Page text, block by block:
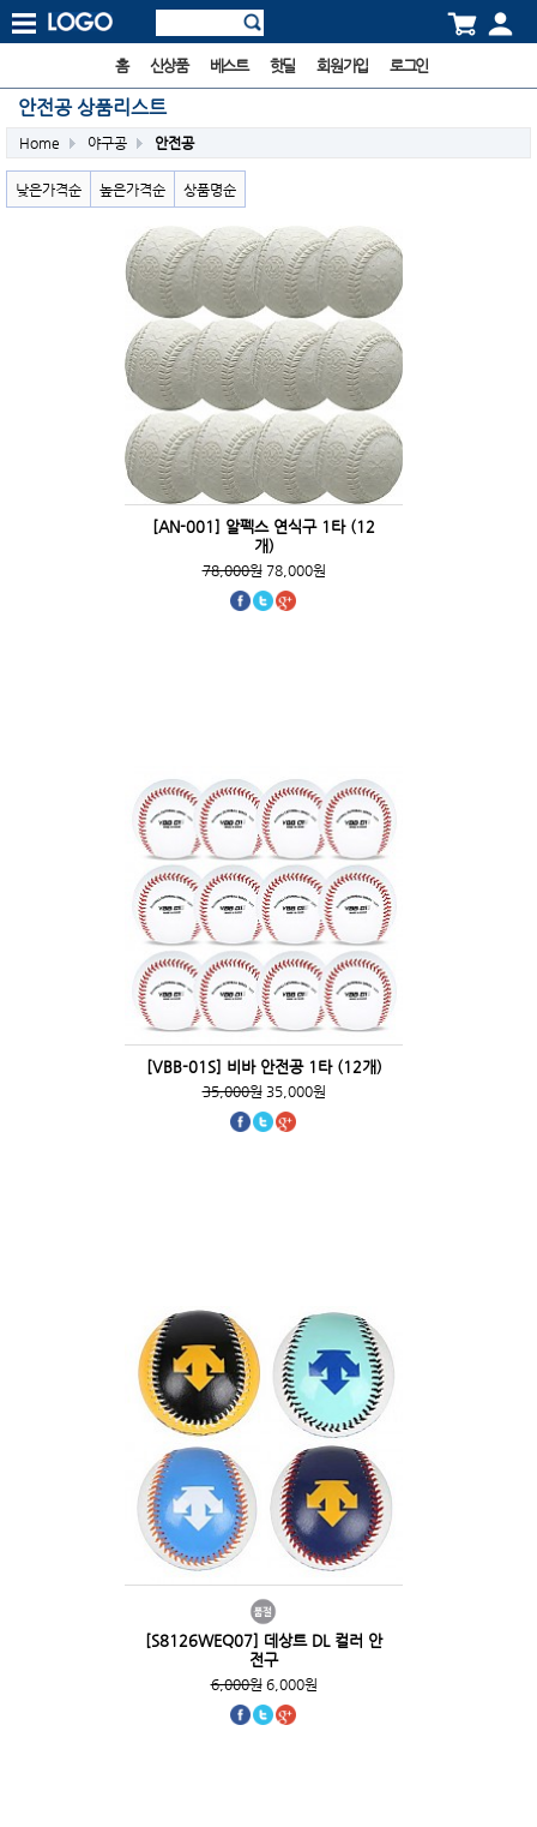
홈 신상품 베스트 핫딜 회원가입 로그인
안전공 상품리스트
Home 야구공 안전공
낮은가격순 높은가격순 상품명순
[AN-001] 알펙스 연식구 1타 (12
개)
78,000원78,000원
[VBB-01S] 비바 안전공 1타 (12개)
35,000원35,000원
[S8126WEQ07] 데상트 DL 컬러 안
전구
6,000원6,000원